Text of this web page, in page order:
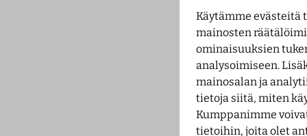
Käytämme evästeitä
mainosten
ominaisuuksien
analysoimiseen.
mainosalan ja
tietoja siitä, miten
Kumppanimme
tietoihin, joita olet